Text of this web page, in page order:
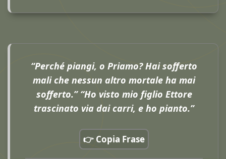
“Perché piangi, o Priamo? Hai sofferto
mali che nessun altro mortale ha mai
sofferto.” “Ho visto mio figlio Ettore
trascinato via dai carri, e ho pianto.”
👉 Copia Frase